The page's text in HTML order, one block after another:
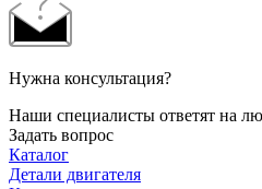
Нужна консультация?
Наши специалисты ответят на
Задать вопрос
Каталог
Детали двигателя